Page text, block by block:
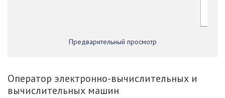
Предварительный просмотр
Оператор электронно-вычислительных и
вычислительных машин